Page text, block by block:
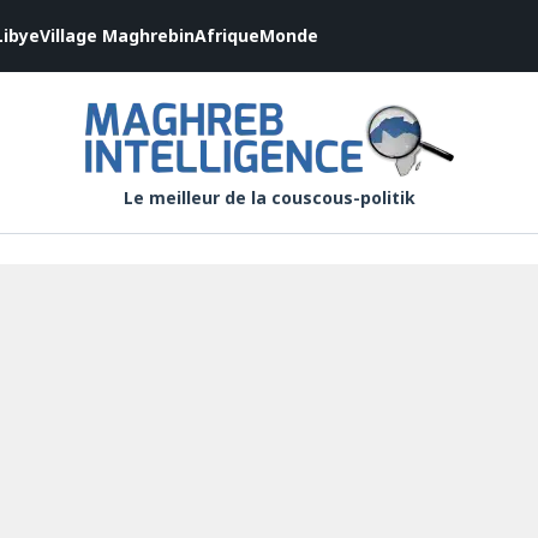
Village MaghrebinAfriqueMonde
Le meilleur de la couscous-politik